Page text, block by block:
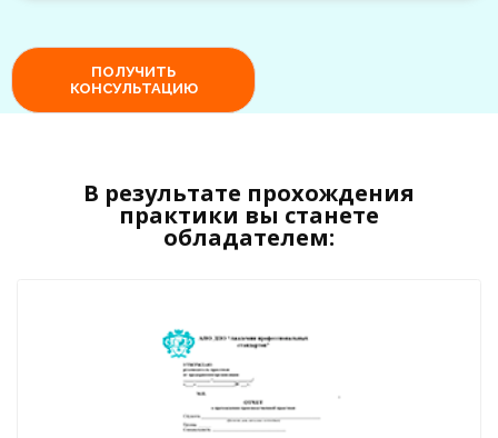
В результате прохождения
практики вы станете
обладателем: